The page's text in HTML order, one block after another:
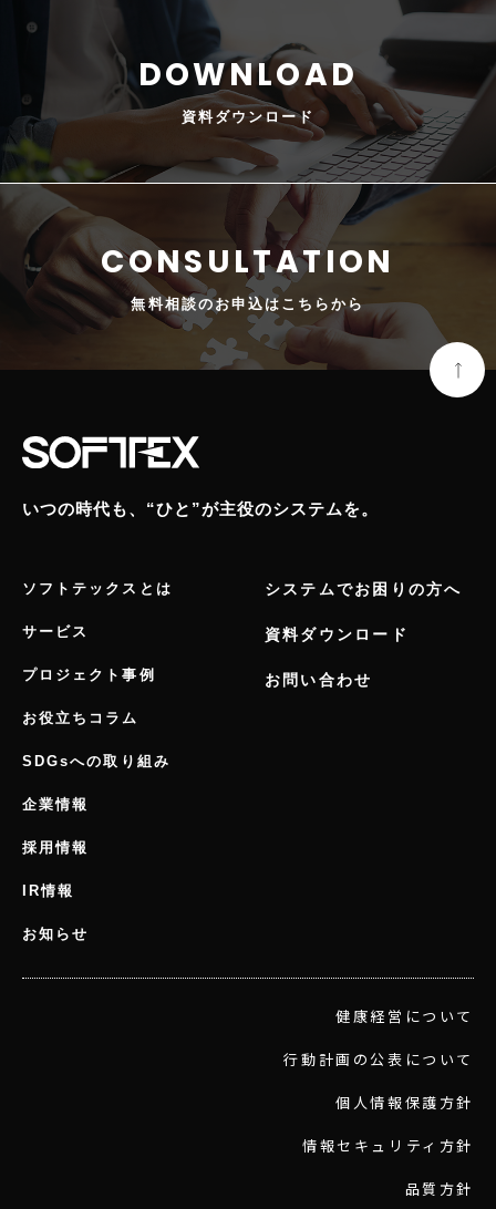
資料ダウンロード
無料相談のお申込はこちらから
いつの時代も、“ひと”が主役のシステムを。
ソフトテックスとは
サービス
プロジェクト事例
お役立ちコラム
SDGsへの取り組み
企業情報
採用情報
IR情報
お知らせ
システムでお困りの方へ
資料ダウンロード
お問い合わせ
健康経営について
行動計画の公表について
個人情報保護方針
情報セキュリティ方針
品質方針